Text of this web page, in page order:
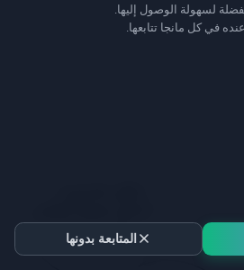
لسهولة الوصول إليها.
في كل مانجا تتابعها.
المتابعة بدونها